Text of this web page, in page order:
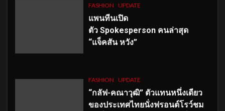
FASHION UPDATE
แพนทีนเปิด
ตัว Spokesperson คนล่าสุด
“แจ็คสัน หวัง”
FASHION UPDATE
“กลัฟ-คณาวุฒิ” ตัวแทนหนึ่งเดียว
ของประเทศไทยนั่งฟรอนต์โรว์ชม